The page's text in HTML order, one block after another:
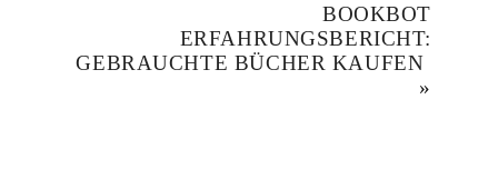
BOOKBOT
ERFAHRUNGSBERICHT:
GEBRAUCHTE BÜCHER KAUFEN
»